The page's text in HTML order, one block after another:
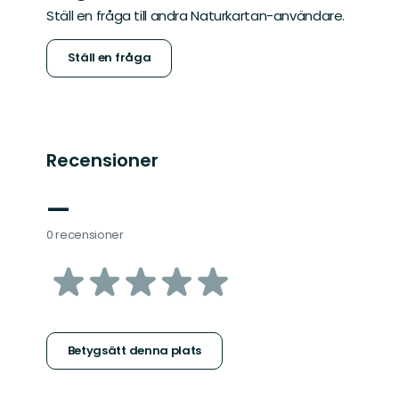
Ställ en fråga till andra Naturkartan-användare.
Ställ en fråga
Recensioner
—
0 recensioner
av
stjärnor
Betygsätt denna plats